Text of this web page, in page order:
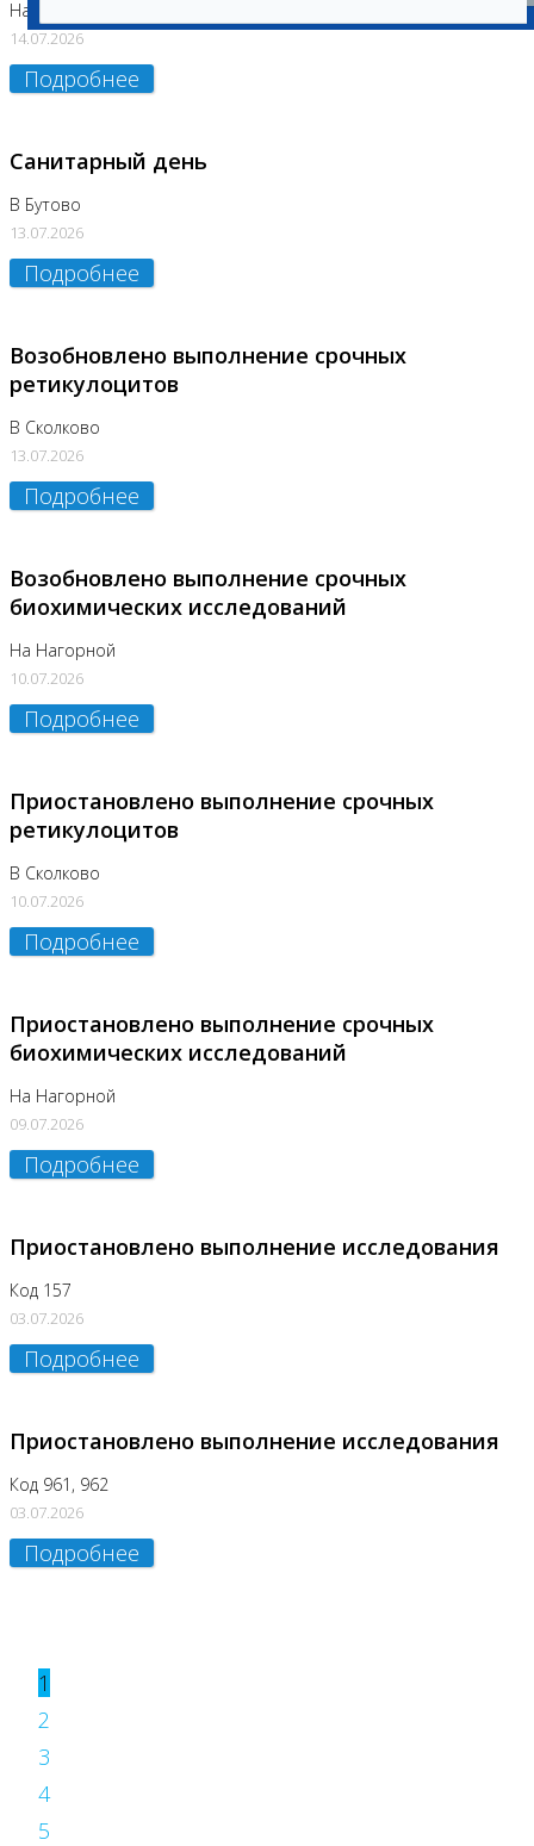
На Нагорной (Код 157)
14.07.2026
Подробнее
Санитарный день
В Бутово
13.07.2026
Подробнее
Возобновлено выполнение срочных
ретикулоцитов
В Сколково
13.07.2026
Подробнее
Возобновлено выполнение срочных
биохимических исследований
На Нагорной
10.07.2026
Подробнее
Приостановлено выполнение срочных
ретикулоцитов
В Сколково
10.07.2026
Подробнее
Приостановлено выполнение срочных
биохимических исследований
На Нагорной
09.07.2026
Подробнее
Приостановлено выполнение исследования
Код 157
03.07.2026
Подробнее
Приостановлено выполнение исследования
Код 961, 962
03.07.2026
Подробнее
1
2
3
4
5